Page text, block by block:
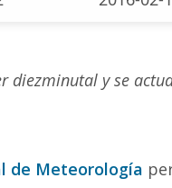
diezminutal y se
de Meteorología